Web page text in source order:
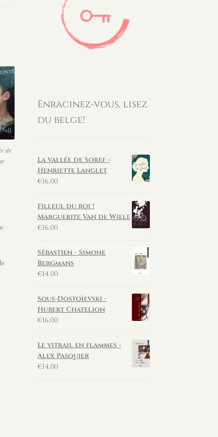
de
Enracinez-vous, lisez
du belge!
La vallée de Soref -
Henriette Langlet
€16,00
Filleul du roi !
Marguerite Van de Wiele
€16,00
Sébastien - Simone
Bergmans
€14,00
Sous-Dostoïevski -
Hubert Chatelion
€16,00
Le vitrail en flammes -
Alex Pasquier
€14,00